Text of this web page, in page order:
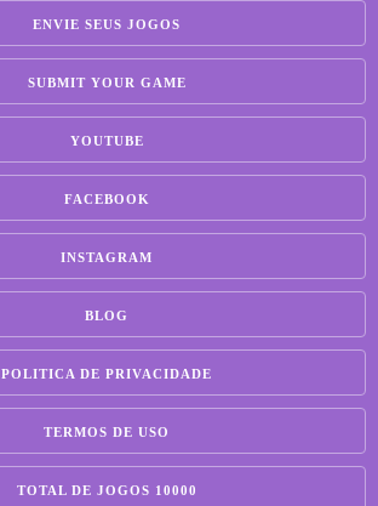
ENVIE SEUS JOGOS
SUBMIT YOUR GAME
YOUTUBE
FACEBOOK
INSTAGRAM
BLOG
POLITICA DE PRIVACIDADE
TERMOS DE USO
TOTAL DE JOGOS 10000